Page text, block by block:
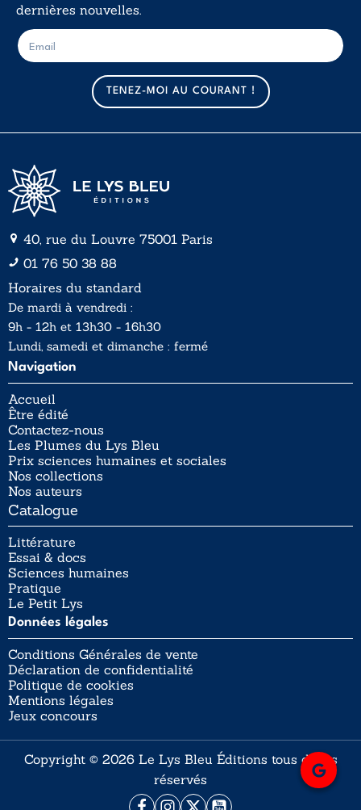
dernières nouvelles.
m
a
i
l
E
-
m
TENEZ-MOI AU COURANT !
40, rue du Louvre 75001 Paris
01 76 50 38 88
Horaires du standard
De mardi à vendredi :
9h - 12h et 13h30 - 16h30
Lundi, samedi et dimanche : fermé
Navigation
Accueil
Être édité
Contactez-nous
Les Plumes du Lys Bleu
Prix sciences humaines et sociales
Nos collections
Nos auteurs
Catalogue
Littérature
Essai & docs
Sciences humaines
Pratique
Le Petit Lys
Données légales
Conditions Générales de vente
Déclaration de confidentialité
Politique de cookies
Mentions légales
Jeux concours
Copyright © 2026 Le Lys Bleu Éditions tous droits
réservés